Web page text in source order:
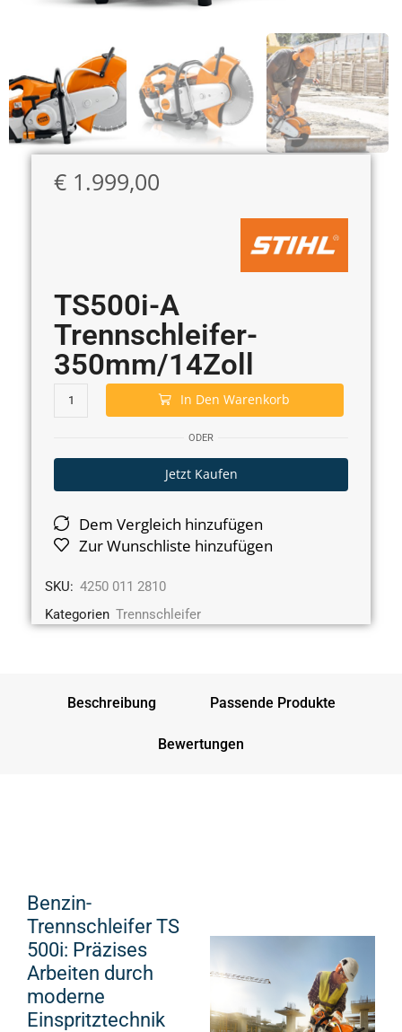
€ 1.999,00
TS500i-A
Trennschleifer-
350mm/14Zoll
In Den Warenkorb
ODER
Jetzt Kaufen
Dem Vergleich hinzufügen
Zur Wunschliste hinzufügen
SKU: 4250 011 2810
Kategorien Trennschleifer
Beschreibung Passende Produkte
Bewertungen
Benzin-
Trennschleifer TS
500i: Präzises
Arbeiten durch
moderne
Einspritztechnik